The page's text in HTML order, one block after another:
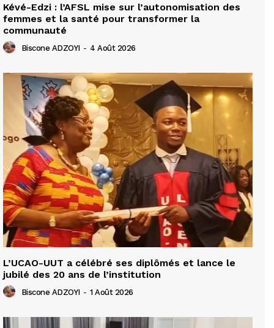
Kévé-Edzi : l’AFSL mise sur l’autonomisation des
femmes et la santé pour transformer la
communauté
Biscone ADZOYI - 4 Août 2026
L’UCAO-UUT a célébré ses diplômés et lance le
jubilé des 20 ans de l’institution
Biscone ADZOYI - 1 Août 2026